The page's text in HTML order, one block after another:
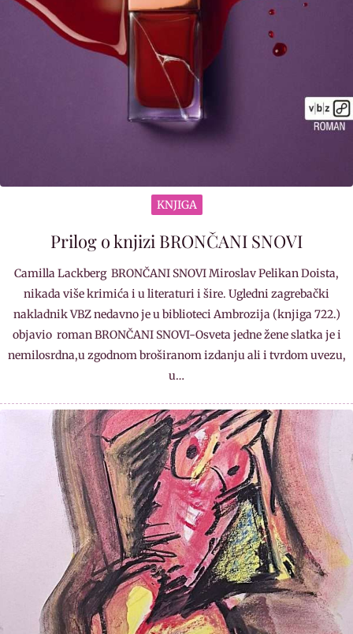
KNJIGA
Prilog o knjizi BRONČANI SNOVI
Camilla Lackberg BRONČANI SNOVI Miroslav Pelikan Doista,
nikada više krimića i u literaturi i šire. Ugledni zagrebački
nakladnik VBZ nedavno je u biblioteci Ambrozija (knjiga 722.)
objavio roman BRONČANI SNOVI-Osveta jedne žene slatka je i
nemilosrdna,u zgodnom broširanom izdanju ali i tvrdom uvezu,
u…